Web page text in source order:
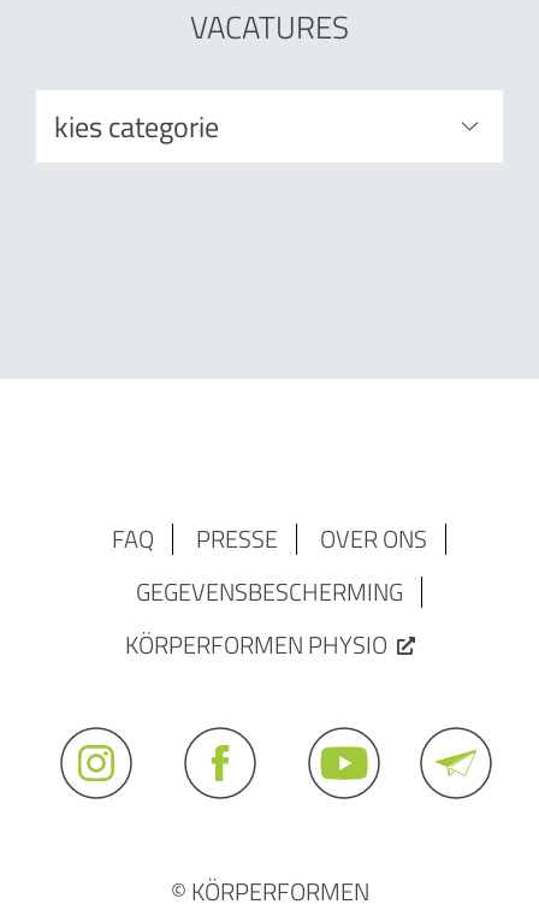
VACATURES
FAQ PRESSE
OVER ONS
GEGEVENSBESCHERMING
KÖRPERFORMEN PHYSIO
© KÖRPERFORMEN